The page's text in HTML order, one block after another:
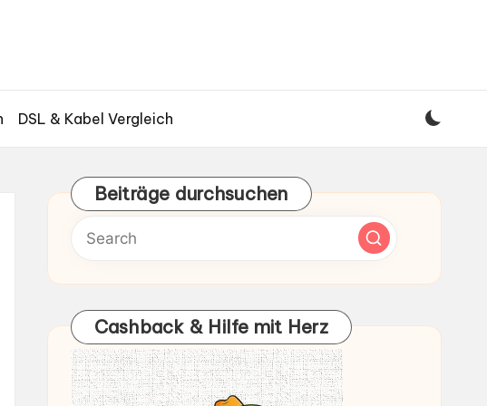
DSL & Kabel Vergleich
Beiträge durchsuchen
Cashback & Hilfe mit Herz